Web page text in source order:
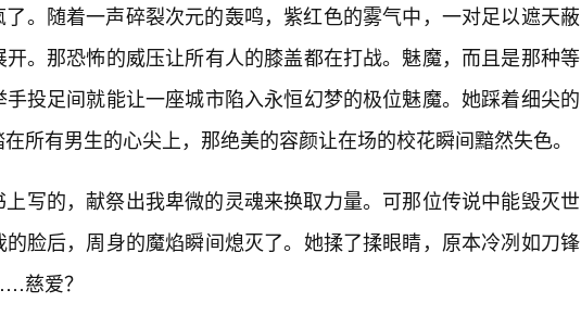
。随着一声碎裂次元的轰鸣，紫红色的雾气中，一对足以遮天蔽
开。那恐怖的威压让所有人的膝盖都在打战。魅魔，而且是那种等
投足间就能让一座城市陷入永恒幻梦的极位魅魔。她踩着细尖的
所有男生的心尖上，那绝美的容颜让在场的校花瞬间黯然失色。
写的，献祭出我卑微的灵魂来换取力量。可那位传说中能毁灭世
脸后，周身的魔焰瞬间熄灭了。她揉了揉眼睛，原本冷冽如刀锋
慈爱？